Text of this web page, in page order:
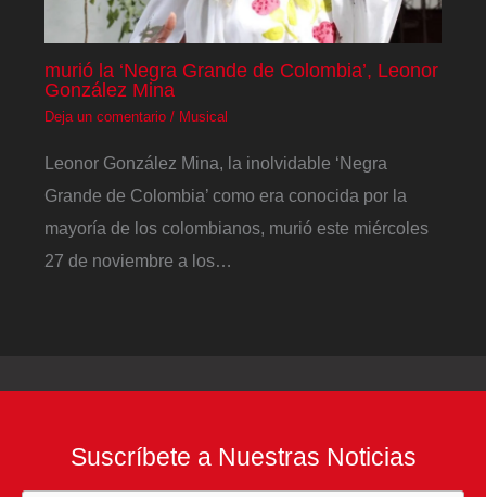
murió la ‘Negra Grande de Colombia’, Leonor
González Mina
Deja un comentario / Musical
Leonor González Mina, la inolvidable ‘Negra
Grande de Colombia’ como era conocida por la
mayoría de los colombianos, murió este miércoles
27 de noviembre a los…
Suscríbete a Nuestras Noticias